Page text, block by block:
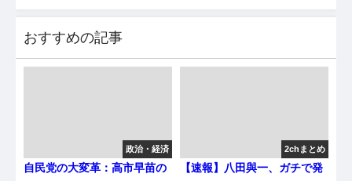
おすすめの記事
政治・経済
自民党の大変革：高市早苗の
2chまとめ
【速報】八田與一、ガチで発